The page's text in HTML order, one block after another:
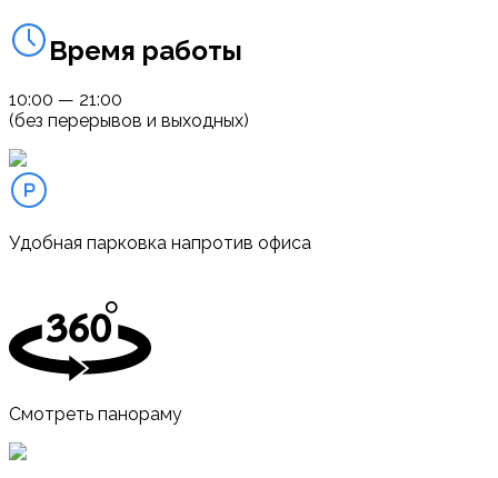
Время работы
10:00 — 21:00
(без перерывов и выходных)
Удобная парковка напротив офиса
Смотреть панораму